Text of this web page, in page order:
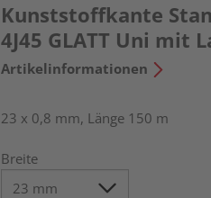
Kunststoffkante
4J45 GLATT Uni mit
Artikelinformationen
23 x 0,8 mm, Länge 150 m
Breite